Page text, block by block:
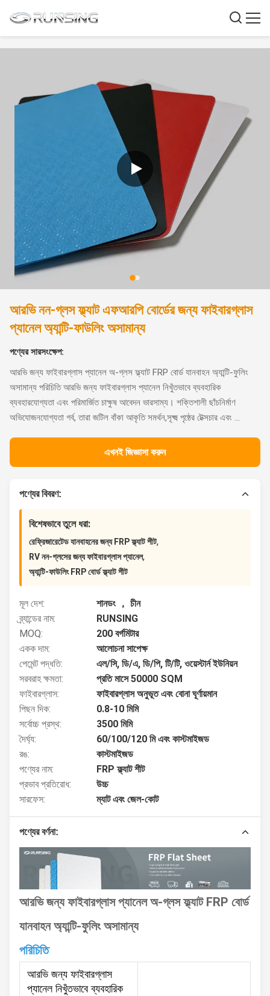
আরভি নন-গ্লস ফ্ল্যাট এফআরপি বোর্ডের জন্য ফাইবারগ্লাস
প্যানেল অ্যান্টি-ফাউলিং অসামান্য
পণ্যের সারসংক্ষেপ:
আরভি জন্য ফাইবারগ্লাস প্যানেল অ-গ্লস ফ্ল্যাট FRP বোর্ড যানবাহন অ্যান্টি-ফুলিং
অসামান্য পরিচিতি আরভি জন্য ফাইবারগ্লাস প্যানেল নিখুঁতভাবে ব্যবহারিক
ব্যবহারযোগ্যতা এবং পরিমার্জিত চাক্ষুষ আবেদন ভারসাম্য। শক্তিশালী ছাঁচনির্মাণ
অভিযোজনযোগ্যতা গর্ব, তারা জটিল বাঁকা আকৃতি সমর্থন,সূক্ষ্ম পৃষ্ঠের টেক্সচার এবং ...
এখনই জিজ্ঞাসা করুন
পণ্যের বিবরণ:
বিশেষভাবে তুলে ধরা:
রেফ্রিজারেটেড যানবাহনের জন্য FRP ফ্ল্যাট শীট,
RV নন-গ্লসের জন্য ফাইবারগ্লাস প্যানেল,
অ্যান্টি-ফাউলিং FRP বোর্ড ফ্ল্যাট শীট
মূল দেশ:
শানডং ， চীন
ব্র্যান্ডের নাম:
RUNSING
MOQ:
200 বর্গমিটার
একক দাম:
আলোচনা সাপেক্ষ
পেমেন্ট পদ্ধতি:
এল/সি, ডি/এ, ডি/পি, টি/টি, ওয়েস্টার্ন ইউনিয়ন
সরবরাহ ক্ষমতা:
প্রতি মাসে 50000 SQM
ফাইবারগ্লাস:
ফাইবারগ্লাস অনুভূত এবং বোনা ঘূর্ণায়মান
পিছন দিক:
0.8-10 মিমি
সর্বোচ্চ প্রস্থ:
3500 মিমি
দৈর্ঘ্য:
60/100/120 মি এবং কাস্টমাইজড
রঙ:
কাস্টমাইজড
পণ্যের নাম:
FRP ফ্ল্যাট শীট
প্রভাব প্রতিরোধ:
উচ্চ
সারফেস:
ম্যাট এবং জেল-কোট
পণ্যের বর্ণনা:
আরভি জন্য ফাইবারগ্লাস প্যানেল অ-গ্লস ফ্ল্যাট FRP বোর্ড
যানবাহন অ্যান্টি-ফুলিং অসামান্য
পরিচিতি
আরভি জন্য ফাইবারগ্লাস
প্যানেল নিখুঁতভাবে ব্যবহারিক